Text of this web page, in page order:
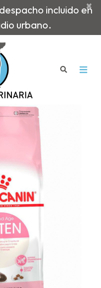
incluido en
urbano.
×